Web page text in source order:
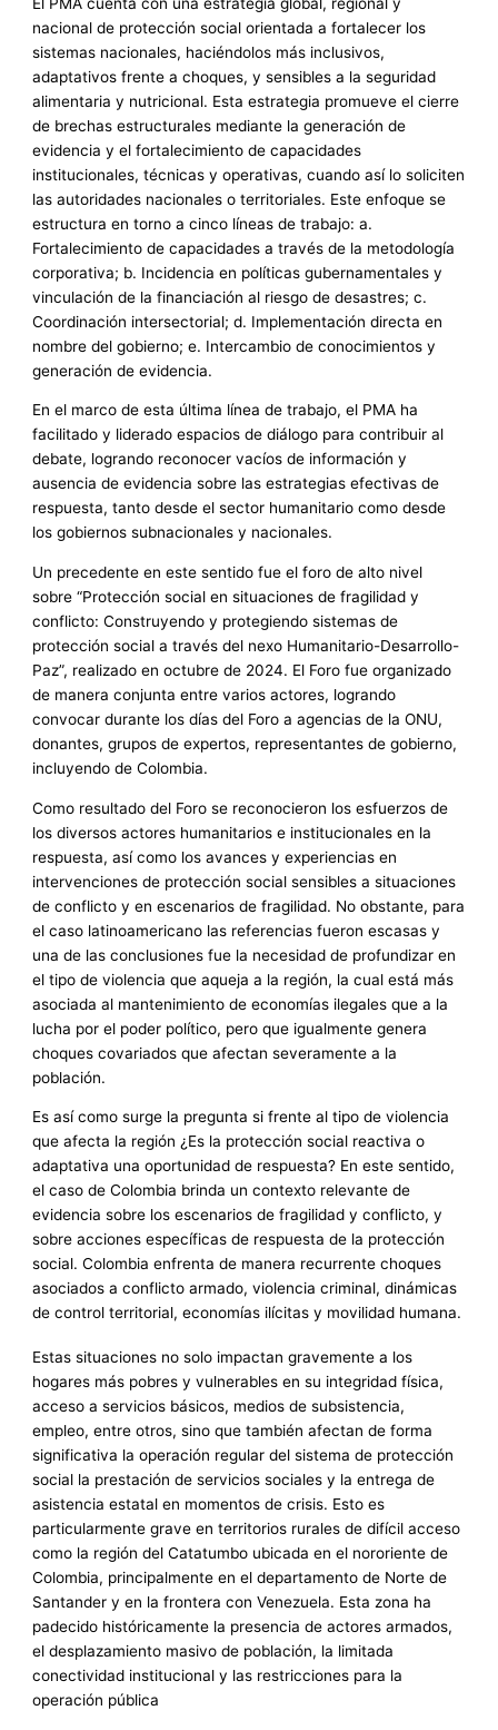
nacional de protección social orientada a fortalecer los
sistemas nacionales, haciéndolos más inclusivos,
adaptativos frente a choques, y sensibles a la seguridad
alimentaria y nutricional. Esta estrategia promueve el cierre
de brechas estructurales mediante la generación de
evidencia y el fortalecimiento de capacidades
institucionales, técnicas y operativas, cuando así lo soliciten
las autoridades nacionales o territoriales. Este enfoque se
estructura en torno a cinco líneas de trabajo: a.
Fortalecimiento de capacidades a través de la metodología
corporativa; b. Incidencia en políticas gubernamentales y
vinculación de la financiación al riesgo de desastres; c.
Coordinación intersectorial; d. Implementación directa en
nombre del gobierno; e. Intercambio de conocimientos y
generación de evidencia.
En el marco de esta última línea de trabajo, el PMA ha
facilitado y liderado espacios de diálogo para contribuir al
debate, logrando reconocer vacíos de información y
ausencia de evidencia sobre las estrategias efectivas de
respuesta, tanto desde el sector humanitario como desde
los gobiernos subnacionales y nacionales.
Un precedente en este sentido fue el foro de alto nivel
sobre “Protección social en situaciones de fragilidad y
conflicto: Construyendo y protegiendo sistemas de
protección social a través del nexo Humanitario-Desarrollo-
Paz”, realizado en octubre de 2024. El Foro fue organizado
de manera conjunta entre varios actores, logrando
convocar durante los días del Foro a agencias de la ONU,
donantes, grupos de expertos, representantes de gobierno,
incluyendo de Colombia.
Como resultado del Foro se reconocieron los esfuerzos de
los diversos actores humanitarios e institucionales en la
respuesta, así como los avances y experiencias en
intervenciones de protección social sensibles a situaciones
de conflicto y en escenarios de fragilidad. No obstante, para
el caso latinoamericano las referencias fueron escasas y
una de las conclusiones fue la necesidad de profundizar en
el tipo de violencia que aqueja a la región, la cual está más
asociada al mantenimiento de economías ilegales que a la
lucha por el poder político, pero que igualmente genera
choques covariados que afectan severamente a la
población.
Es así como surge la pregunta si frente al tipo de violencia
que afecta la región ¿Es la protección social reactiva o
adaptativa una oportunidad de respuesta? En este sentido,
el caso de Colombia brinda un contexto relevante de
evidencia sobre los escenarios de fragilidad y conflicto, y
sobre acciones específicas de respuesta de la protección
social. Colombia enfrenta de manera recurrente choques
asociados a conflicto armado, violencia criminal, dinámicas
de control territorial, economías ilícitas y movilidad humana.
Estas situaciones no solo impactan gravemente a los
hogares más pobres y vulnerables en su integridad física,
acceso a servicios básicos, medios de subsistencia,
empleo, entre otros, sino que también afectan de forma
significativa la operación regular del sistema de protección
social la prestación de servicios sociales y la entrega de
asistencia estatal en momentos de crisis. Esto es
particularmente grave en territorios rurales de difícil acceso
como la región del Catatumbo ubicada en el nororiente de
Colombia, principalmente en el departamento de Norte de
Santander y en la frontera con Venezuela. Esta zona ha
padecido históricamente la presencia de actores armados,
el desplazamiento masivo de población, la limitada
conectividad institucional y las restricciones para la
operación pública